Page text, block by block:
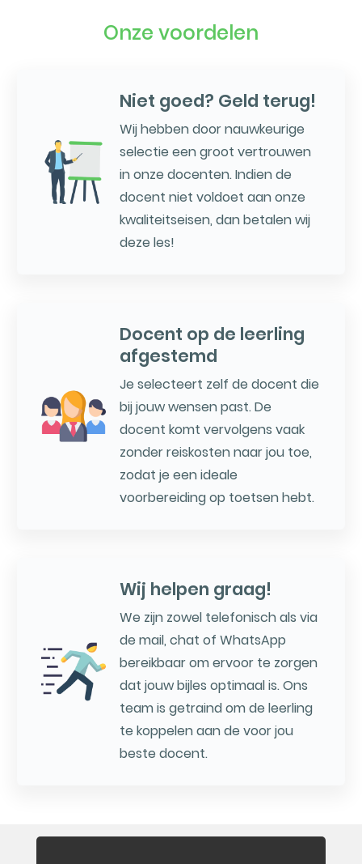
Onze voordelen
Niet goed? Geld terug!
Wij hebben door nauwkeurige
selectie een groot vertrouwen
in onze docenten. Indien de
docent niet voldoet aan onze
kwaliteitseisen, dan betalen wij
deze les!
Docent op de leerling
afgestemd
Je selecteert zelf de docent die
bij jouw wensen past. De
docent komt vervolgens vaak
zonder reiskosten naar jou toe,
zodat je een ideale
voorbereiding op toetsen hebt.
Wij helpen graag!
We zijn zowel telefonisch als via
de mail, chat of WhatsApp
bereikbaar om ervoor te zorgen
dat jouw bijles optimaal is. Ons
team is getraind om de leerling
te koppelen aan de voor jou
beste docent.